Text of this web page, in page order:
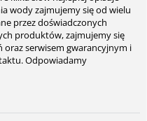
wody zajmujemy się od wielu
przez doświadczonych
produktów, zajmujemy się
serwisem gwarancyjnym i
Odpowiadamy